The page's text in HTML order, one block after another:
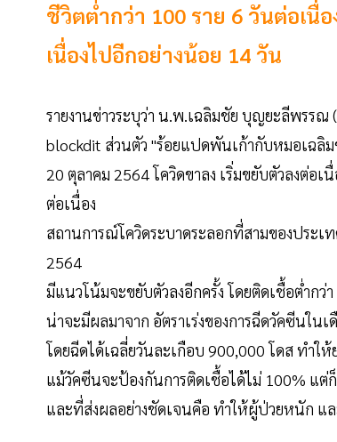
ชีวิตต่ำกว่า 100 ราย 6 วันต่อเนื่
เนื่องไปอีกอย่างน้อย 14 วัน
รายงานข่าวระบุว่า น.พ.เฉลิมชัย บุญยะลีพรรณ
blockdit ส่วนตัว "ร้อยแปดพันเก้ากับหมอเฉลิม
20 ตุลาคม 2564 โควิดขาลง เริ่มขยับตัวลงต่อเ
ต่อเนื่อง
สถานการณ์โควิดระบาดระลอกที่สามของประเ
2564
มีแนวโน้มจะขยับตัวลงอีกครั้ง โดยติดเชื้อต่ำกว่
น่าจะมีผลมาจาก อัตราเร่งของการฉีดวัคซีนใน
โดยฉีดได้เฉลี่ยวันละเกือบ 900,000 โดส ทำใ
แม้วัคซีนจะป้องกันการติดเชื้อได้ไม่ 100% แต่
และที่ส่งผลอย่างชัดเจนคือ ทำให้ผู้ป่วยหนัก แล